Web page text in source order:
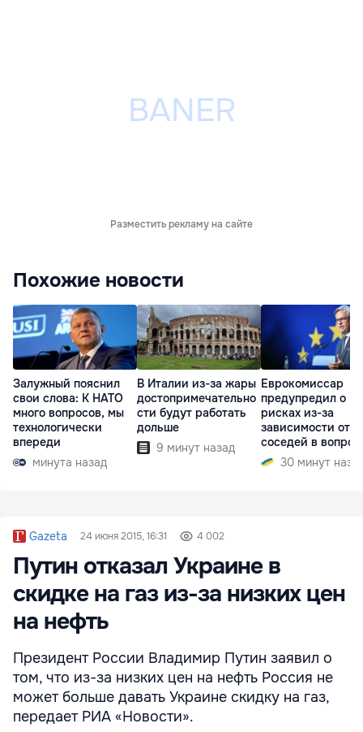
Разместить рекламу на сайте
Похожие новости
Залужный пояснил
свои слова: К НАТО
много вопросов, мы
технологически
впереди
минута назад
В Италии из-за жары
достопримечательно
сти будут работать
дольше
9 минут назад
Еврокомиссар
предупредил о
рисках из-за
зависимости от
соседей в
границ30 минут
Gazeta 24 июня 2015, 16:31 4 002
Путин отказал Украине в
скидке на газ из-за низких цен
на нефть
Президент России Владимир Путин заявил о
том, что из-за низких цен на нефть Россия не
может больше давать Украине скидку на газ,
передает РИА «Новости».